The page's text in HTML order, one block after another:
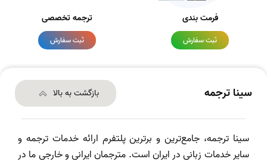
فرمت بندی
ثبت سفارش
ترجمه تخصصی
ثبت سفارش
سینا ترجمه بازگشت به بالا
سینا ترجمه، جامع‌ترین و برترین پلتفرم ارائه خدمات ترجمه و
سایر خدمات زبانی در ایران است. مترجمان ایرانی و خارجی ما در